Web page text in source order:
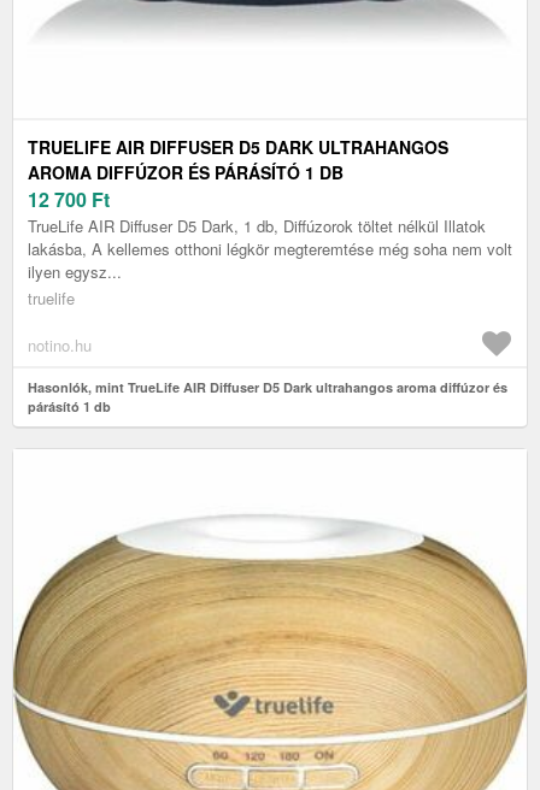
TRUELIFE AIR DIFFUSER D5 DARK ULTRAHANGOS
AROMA DIFFÚZOR ÉS PÁRÁSÍTÓ 1 DB
12 700 Ft
TrueLife AIR Diffuser D5 Dark, 1 db, Diffúzorok töltet nélkül Illatok
lakásba, A kellemes otthoni légkör megteremtése még soha nem volt
ilyen egysz...
truelife
notino.hu
Hasonlók, mint TrueLife AIR Diffuser D5 Dark ultrahangos aroma diffúzor és
párásító 1 db